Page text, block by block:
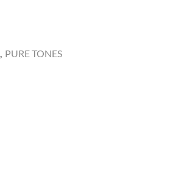
PURE TONES